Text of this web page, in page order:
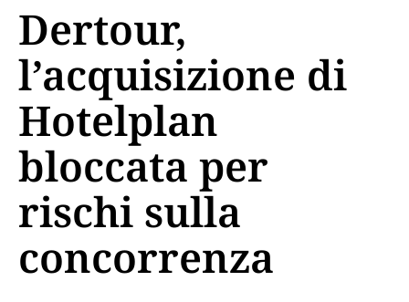
Dertour,
l’acquisizione di
Hotelplan
bloccata per
rischi sulla
concorrenza